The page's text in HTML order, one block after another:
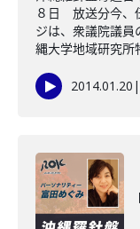
８日 放送分今、
ジは、衆議院議
縄大学地域研究所
2014.01.20 |